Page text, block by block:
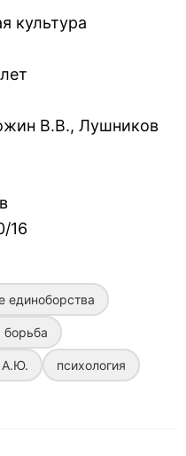
культура
В.В., Лушников
16
единоборства
борьба
А.Ю. психология